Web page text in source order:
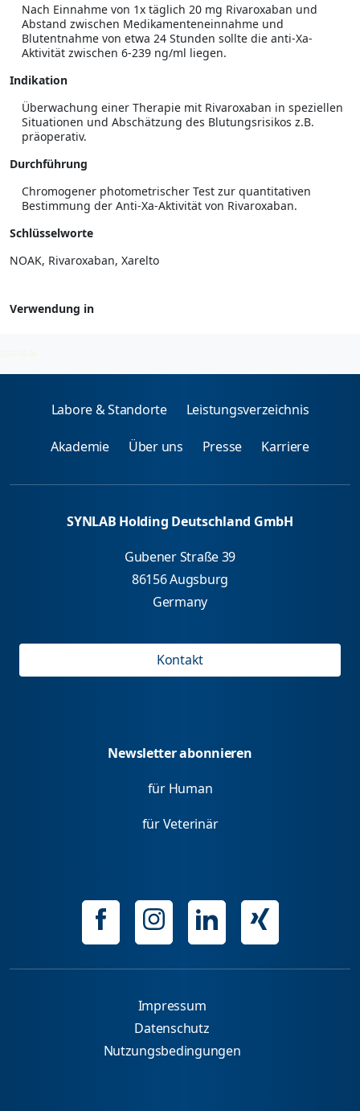
Nach Einnahme von 1x täglich 20 mg Rivaroxaban und
Abstand zwischen Medikamenteneinnahme und
Blutentnahme von etwa 24 Stunden sollte die anti-Xa-
Aktivität zwischen 6-239 ng/ml liegen.
Indikation
Überwachung einer Therapie mit Rivaroxaban in speziellen
Situationen und Abschätzung des Blutungsrisikos z.B.
präoperativ.
Durchführung
Chromogener photometrischer Test zur quantitativen
Bestimmung der Anti-Xa-Aktivität von Rivaroxaban.
Schlüsselworte
NOAK, Rivaroxaban, Xarelto
Verwendung in
2026-08-06
Labore & Standorte Leistungsverzeichnis
Akademie Über uns Presse Karriere
SYNLAB Holding Deutschland GmbH
Gubener Straße 39
86156 Augsburg
Germany
Kontakt
Newsletter abonnieren
für Human
für Veterinär
Impressum
Datenschutz
Nutzungsbedingungen